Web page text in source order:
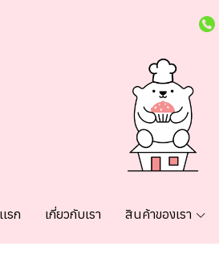
รก เกี่ยวกับเรา สินค้าของเรา